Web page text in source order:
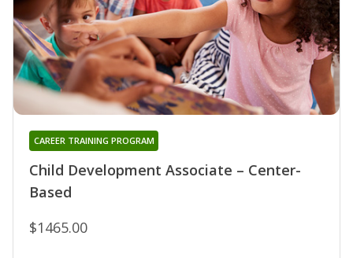
Child Development Associate – Center-
Based
CAREER TRAINING PROGRAM
$1465.00